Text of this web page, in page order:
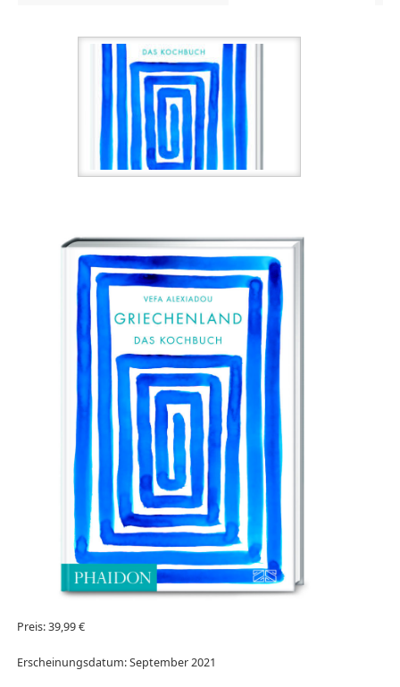
Preis: 39,99 €
Erscheinungsdatum: September 2021